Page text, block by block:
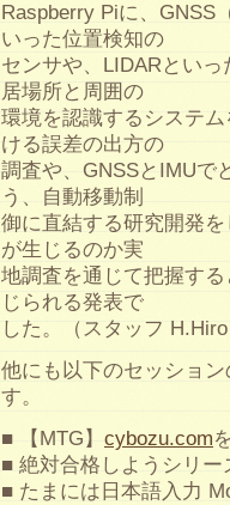
Raspberry Piに、GNSS
いった位置検知の
センサや、LIDARとい
居場所と周囲の
環境を認識するシステ
ける誤差の出方の
調査や、GNSSとIMUで
う、自動移動制
御に直結する研究開発
が生じるのか実
地調査を通じて把握す
じられる発表で
した。（スタッフ H.Hiro
他にも以下のセッショ
す。
■ 【MTG】 cybozu.com
■ 絶対合格しようシリ
■ たまには日本語入力